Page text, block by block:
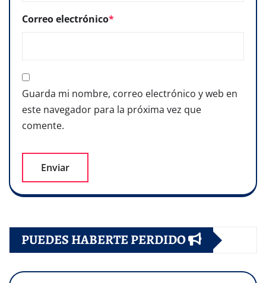
Correo electrónico*
Guarda mi nombre, correo electrónico y web en
este navegador para la próxima vez que
comente.
PUEDES HABERTE PERDIDO